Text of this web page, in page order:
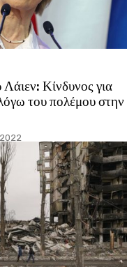
Κίνδυνος για
του πολέμου στην